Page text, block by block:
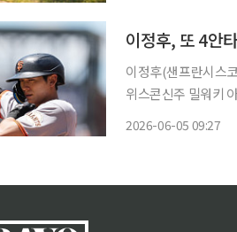
이정후, 또 4안
이정후(샌프란시스코 자
위스콘신주 밀워키
2026-06-05 09:27